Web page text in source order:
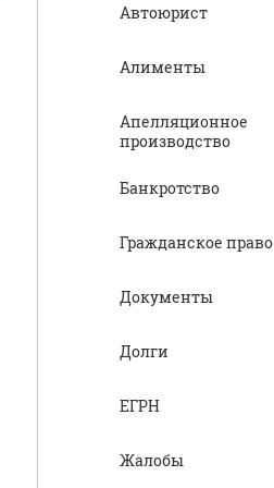
Автоюрист
Алименты
Апелляционное
производство
Банкротство
Гражданское право
Документы
Долги
ЕГРН
Жалобы